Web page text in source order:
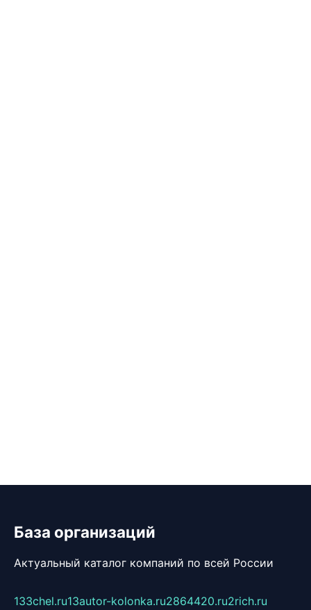
База организаций
Актуальный каталог компаний по всей России
133chel.ru13autor-kolonka.ru2864420.ru2rich.ru